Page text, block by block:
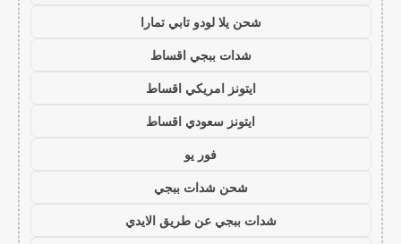
شحن يلا لودو تابي تمارا
شدات ببجي اقساط
ايتونز امريكي اقساط
ايتونز سعودي اقساط
فور يو
شحن شدات ببجي
شدات ببجي عن طريق الايدي